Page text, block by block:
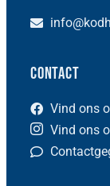
Contact
Vind ons
Vind ons